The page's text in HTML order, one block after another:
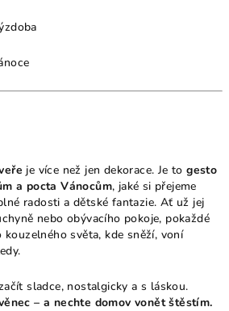
je více než jen dekorace. Je togesto
a pocta Vánocům, jaké si přejeme
radosti a dětské fantazie. Ať už jej
nebo obývacího pokoje, pokaždé
světa, kde sněží, voní
sladce, nostalgicky a s láskou.
– a nechte domov vonět štěstím.